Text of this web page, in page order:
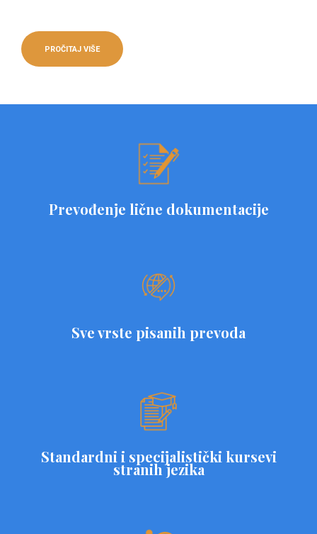
PROČITAJ VIŠE
Prevođenje lične dokumentacije
Sve vrste pisanih prevoda
Standardni i specijalistički kursevi
stranih jezika